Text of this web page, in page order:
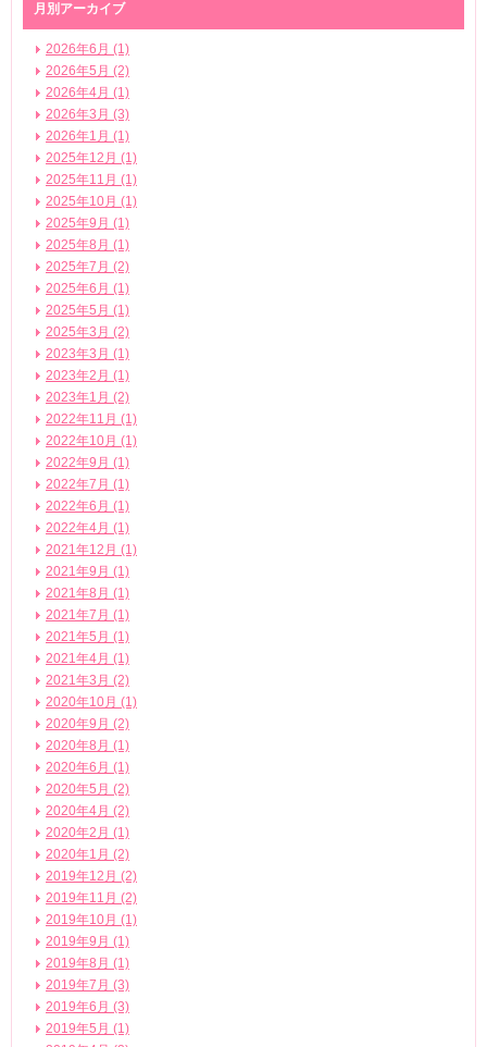
月別アーカイブ
2026年6月 (1)
2026年5月 (2)
2026年4月 (1)
2026年3月 (3)
2026年1月 (1)
2025年12月 (1)
2025年11月 (1)
2025年10月 (1)
2025年9月 (1)
2025年8月 (1)
2025年7月 (2)
2025年6月 (1)
2025年5月 (1)
2025年3月 (2)
2023年3月 (1)
2023年2月 (1)
2023年1月 (2)
2022年11月 (1)
2022年10月 (1)
2022年9月 (1)
2022年7月 (1)
2022年6月 (1)
2022年4月 (1)
2021年12月 (1)
2021年9月 (1)
2021年8月 (1)
2021年7月 (1)
2021年5月 (1)
2021年4月 (1)
2021年3月 (2)
2020年10月 (1)
2020年9月 (2)
2020年8月 (1)
2020年6月 (1)
2020年5月 (2)
2020年4月 (2)
2020年2月 (1)
2020年1月 (2)
2019年12月 (2)
2019年11月 (2)
2019年10月 (1)
2019年9月 (1)
2019年8月 (1)
2019年7月 (3)
2019年6月 (3)
2019年5月 (1)